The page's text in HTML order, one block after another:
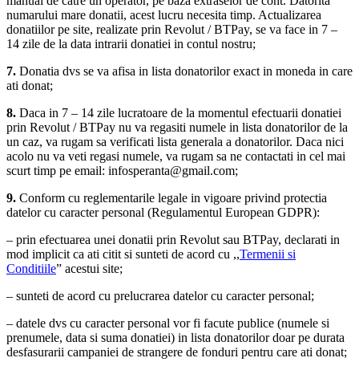
numarului mare donatii, acest lucru necesita timp. Actualizarea
donatiilor pe site, realizate prin Revolut / BTPay, se va face in 7 –
14 zile de la data intrarii donatiei in contul nostru;
7. Donatia dvs se va afisa in lista donatorilor exact in moneda in care
ati donat;
8. Daca in 7 – 14 zile lucratoare de la momentul efectuarii donatiei
prin Revolut / BTPay nu va regasiti numele in lista donatorilor de la
un caz, va rugam sa verificati lista generala a donatorilor. Daca nici
acolo nu va veti regasi numele, va rugam sa ne contactati in cel mai
scurt timp pe email: infosperanta@gmail.com;
9. Conform cu reglementarile legale in vigoare privind protectia
datelor cu caracter personal (Regulamentul European GDPR):
– prin efectuarea unei donatii prin Revolut sau BTPay, declarati in
mod implicit ca ati citit si sunteti de acord cu ,,Termenii si
Conditiile” acestui site;
– sunteti de acord cu prelucrarea datelor cu caracter personal;
– datele dvs cu caracter personal vor fi facute publice (numele si
prenumele, data si suma donatiei) in lista donatorilor doar pe durata
desfasurarii campaniei de strangere de fonduri pentru care ati donat;